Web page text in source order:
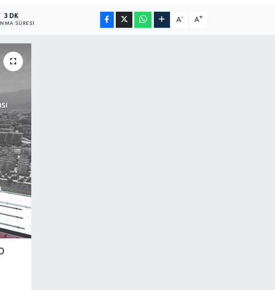
3 DK
SÜRESI
A- A+